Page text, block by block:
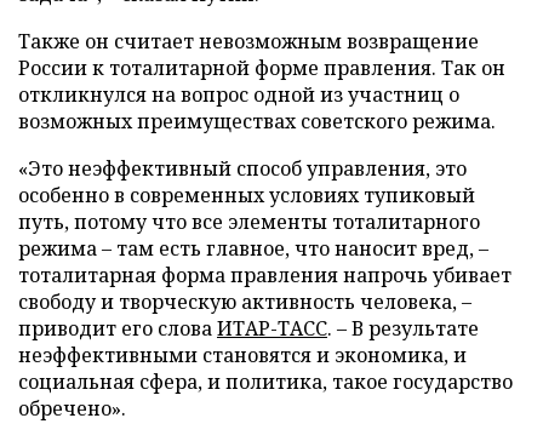
Также он считает невозможным возвращение
России к тоталитарной форме правления. Так он
откликнулся на вопрос одной из участниц о
возможных преимуществах советского режима.
«Это неэффективный способ управления, это
особенно в современных условиях тупиковый
путь, потому что все элементы тоталитарного
режима – там есть главное, что наносит вред, –
тоталитарная форма правления напрочь убивает
свободу и творческую активность человека, –
приводит его словаИТАР-ТАСС. – В результате
неэффективными становятся и экономика, и
социальная сфера, и политика, такое государство
обречено».